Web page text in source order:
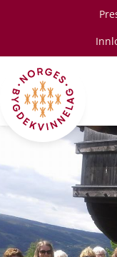
Hopp til hovedinnhold